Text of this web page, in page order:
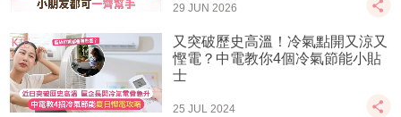
29 JUN 2026
又突破歷史高溫！冷氣點開又涼又
慳電？中電教你4個冷氣節能小貼
士
25 JUL 2024